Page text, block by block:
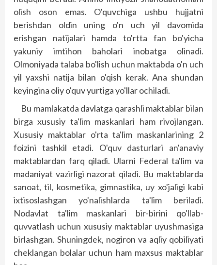
olish oson emas. O'quvchiga ushbu hujjatni
berishdan oldin uning o'n uch yil davomida
erishgan natijalari hamda to'rtta fan bo'yicha
yakuniy imtihon baholari inobatga olinadi.
Olmoniyada talaba bo'lish uchun maktabda o'n uch
yil yaxshi natija bilan o'qish kerak. Ana shundan
keyingina oliy o'quv yurtiga yo'llar ochiladi.
Bu mamlakatda davlatga qarashli maktablar bilan
birga xususiy ta'lim maskanlari ham rivojlangan.
Xususiy maktablar o'rta ta'lim maskanlarining 2
foizini tashkil etadi. O'quv dasturlari an'anaviy
maktablardan farq qiladi. Ularni Federal ta'lim va
madaniyat vazirligi nazorat qiladi. Bu maktablarda
sanoat, til, kosmetika, gimnastika, uy xo'jaligi kabi
ixtisos­lashgan yo'nalishlarda ta'lim beriladi.
Nodavlat ta'lim maskanlari bir-birini qo'llab-
quvvatlash uchun xususiy maktablar uyushmasiga
birlashgan. Shuningdek, nogiron va aqliy qobiliyati
cheklangan bolalar uchun ham maxsus maktablar